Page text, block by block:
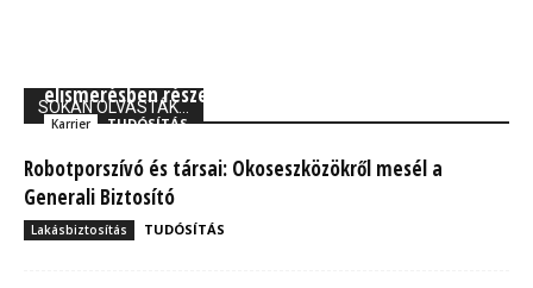
SOKAN OLVASTÁK...
elismerésben részesült
Karrier TUDÓSÍTÁS
Robotporszívó és társai: Okoseszközökről mesél a
Generali Biztosító
Lakásbiztosítás TUDÓSÍTÁS